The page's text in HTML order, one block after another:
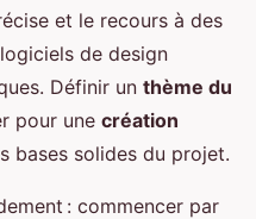
et le recours à des
de design
Définir un thème du
pour une création
bases solides du projet.
: commencer par